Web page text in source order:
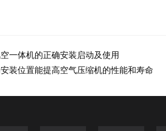
一体机的正确安装启动及使用
装位置能提高空气压缩机的性能和寿命